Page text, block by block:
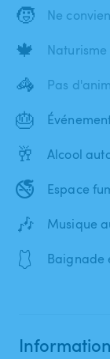
🧒 Ne
🍁
🦓 Pas
🎂
🥂 Alcool
🚭 Espace
🎶 Musique
🩱 Baignade